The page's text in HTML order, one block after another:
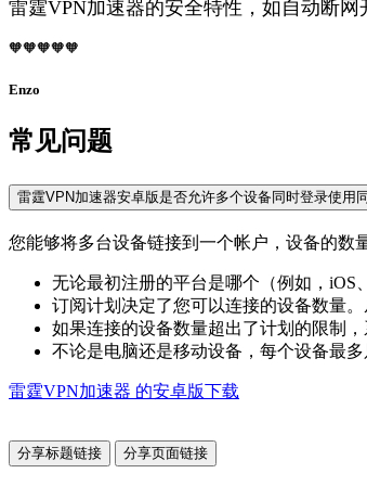
雷霆VPN加速器的安全特性，如自动断
🧡🧡🧡🧡🧡
Enzo
常见问题
雷霆VPN加速器安卓版是否允许多个设备同时登录使用
您能够将多台设备链接到一个帐户，设备的数
无论最初注册的平台是哪个（例如，iOS
订阅计划决定了您可以连接的设备数量
如果连接的设备数量超出了计划的限制
不论是电脑还是移动设备，每个设备最多
雷霆VPN加速器 的安卓版下载
分享标题链接 分享页面链接